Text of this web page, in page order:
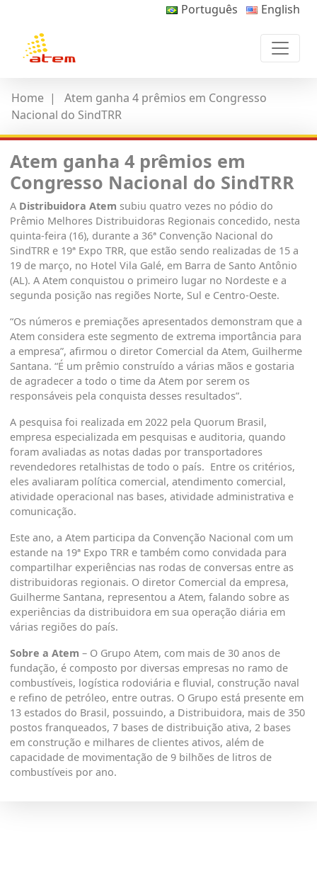
Português English
Home |
Atem ganha 4 prêmios em Congresso
Nacional do SindTRR
Atem ganha 4 prêmios em
Congresso Nacional do SindTRR
A Distribuidora Atem subiu quatro vezes no pódio do
Prêmio Melhores Distribuidoras Regionais concedido, nesta
quinta-feira (16), durante a 36ª Convenção Nacional do
SindTRR e 19ª Expo TRR, que estão sendo realizadas de 15 a
19 de março, no Hotel Vila Galé, em Barra de Santo Antônio
(AL). A Atem conquistou o primeiro lugar no Nordeste e a
segunda posição nas regiões Norte, Sul e Centro-Oeste.
“Os números e premiações apresentados demonstram que a
Atem considera este segmento de extrema importância para
a empresa”, afirmou o diretor Comercial da Atem, Guilherme
Santana. “É um prêmio construído a várias mãos e gostaria
de agradecer a todo o time da Atem por serem os
responsáveis pela conquista desses resultados”.
A pesquisa foi realizada em 2022 pela Quorum Brasil,
empresa especializada em pesquisas e auditoria, quando
foram avaliadas as notas dadas por transportadores
revendedores retalhistas de todo o país. Entre os critérios,
eles avaliaram política comercial, atendimento comercial,
atividade operacional nas bases, atividade administrativa e
comunicação.
Este ano, a Atem participa da Convenção Nacional com um
estande na 19ª Expo TRR e também como convidada para
compartilhar experiências nas rodas de conversas entre as
distribuidoras regionais. O diretor Comercial da empresa,
Guilherme Santana, representou a Atem, falando sobre as
experiências da distribuidora em sua operação diária em
várias regiões do país.
Sobre a Atem – O Grupo Atem, com mais de 30 anos de
fundação, é composto por diversas empresas no ramo de
combustíveis, logística rodoviária e fluvial, construção naval
e refino de petróleo, entre outras. O Grupo está presente em
13 estados do Brasil, possuindo, a Distribuidora, mais de 350
postos franqueados, 7 bases de distribuição ativa, 2 bases
em construção e milhares de clientes ativos, além de
capacidade de movimentação de 9 bilhões de litros de
combustíveis por ano.